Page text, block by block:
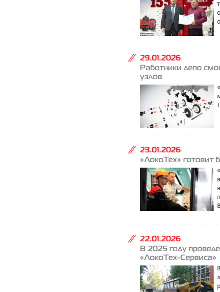
29.01.2026
Работники депо
узлов
23.01.2026
«ЛокоТех» готовит
22.01.2026
В 2025 году
«ЛокоТех-Сервиса»